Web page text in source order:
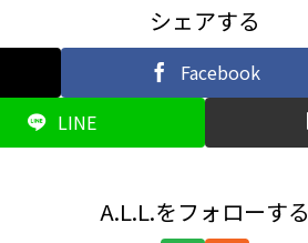
シェアする
Facebook
LINE
A.L.L.をフォローする